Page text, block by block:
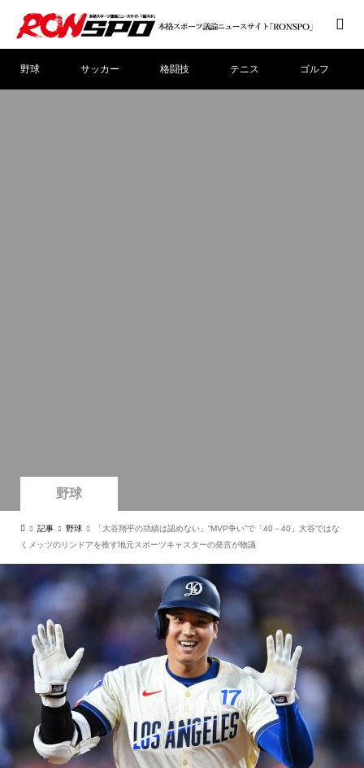
野球 サッカー 格闘技 テニス ゴルフ
野球
記事 野球
「大谷翔平の功績は認めない」“MVP争い”で「40－40」大谷ではな
くメッツのリンドアを推す地元スポーツキャスターの発言が物議